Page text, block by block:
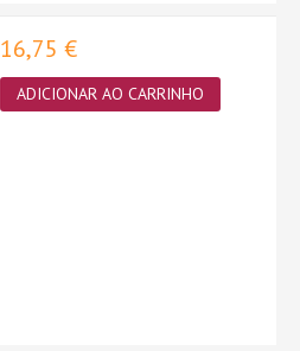
16,75 €
ADICIONAR AO CARRINHO